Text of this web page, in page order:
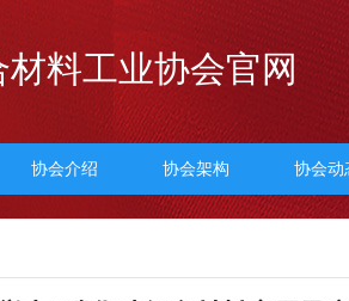
材料工业协会官网
协会介绍 协会架构 协会动